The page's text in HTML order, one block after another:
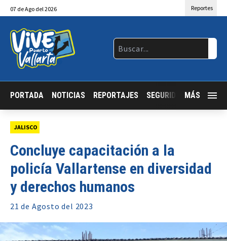
07 deAgo del 2026 Reportes
PORTADA NOTICIAS REPORTAJES SEGURIDAD JALISCO
MÁS
JALISCO
Concluye capacitación a la
policía Vallartense en diversidad
y derechos humanos
21 de Agosto del 2023